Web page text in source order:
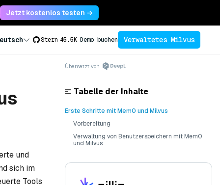
Jetzt kostenlos testen →
Stern 45.5K Demo buchen Verwaltetes Milvus
und
sich im
Tools
Übersetzt von
Tabelle der Inhalte
Erste Schritte mit Mem0 und Milvus
Vorbereitung
Verwaltung von Benutzerspeichern mit Mem0
und Milvus